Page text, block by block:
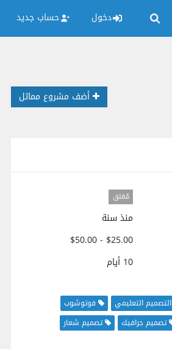
دخول حساب جديد
أضف مشروع مماثل
مُغلق
منذ سنة
$25.00 - $50.00
10 أيام
التصميم التعليمي
فوتوشوب
تصميم جرافيك
تصميم شعار